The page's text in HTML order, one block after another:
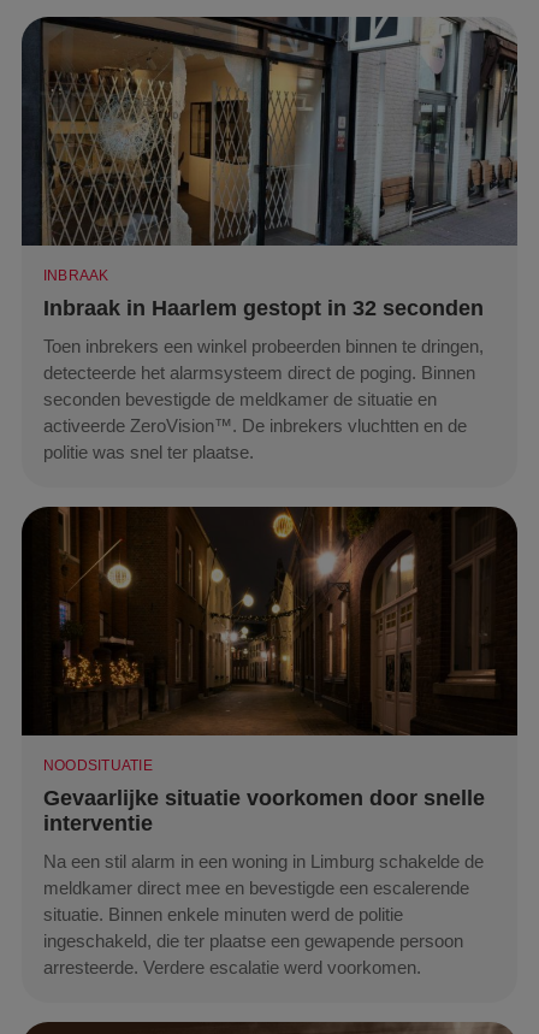
INBRAAK
Inbraak in Haarlem gestopt in 32 seconden
Toen inbrekers een winkel probeerden binnen te dringen,
detecteerde het alarmsysteem direct de poging. Binnen
seconden bevestigde de meldkamer de situatie en
activeerde ZeroVision™. De inbrekers vluchtten en de
politie was snel ter plaatse.
NOODSITUATIE
Gevaarlijke situatie voorkomen door snelle
interventie
Na een stil alarm in een woning in Limburg schakelde de
meldkamer direct mee en bevestigde een escalerende
situatie. Binnen enkele minuten werd de politie
ingeschakeld, die ter plaatse een gewapende persoon
arresteerde. Verdere escalatie werd voorkomen.